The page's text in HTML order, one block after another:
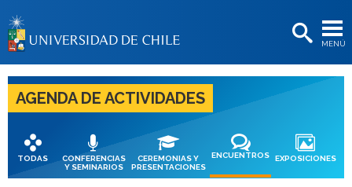
MENÚ
BIBLIOTECAS
LA UNIVERSIDAD
Postulantes
Estudiantes
Académicas/os
AGENDA DE ACTIVIDADES
TODAS
CONFERENCIAS
Y SEMINARIOS
CEREMONIAS Y
PRESENTACIONES
ENCUENTROS EXPOSICIONES